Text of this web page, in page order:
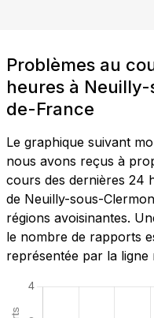
Problèmes au
heures à
de-France
Le graphique suivant
nous avons reçus à
cours des dernières 24
de Neuilly-sous-
régions avoisinantes.
le nombre de rapports
représentée par la ligne